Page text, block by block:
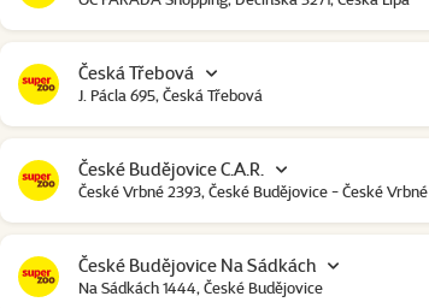
Česká Třebová
J. Pácla 695, Česká Třebová
České Budějovice C.A.R.
České Vrbné 2393, České Budějovice - České Vrbné
České Budějovice Na Sádkách
Na Sádkách 1444, České Budějovice